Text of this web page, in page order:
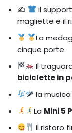
✍ il
magliette e il
La
cinque porte
Il
biciclette in
la musica
La Mini 5
il ristoro